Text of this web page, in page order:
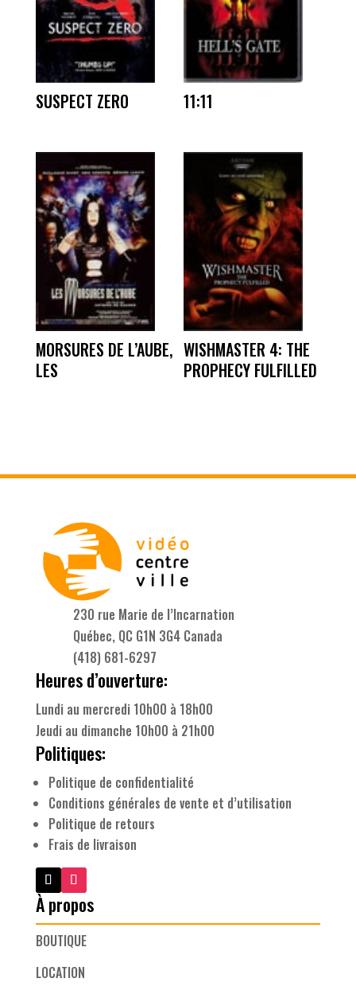
SUSPECT ZERO 11:11
MORSURES DE L’AUBE,
LES
WISHMASTER 4: THE
PROPHECY FULFILLED
230 rue Marie de l’Incarnation
Québec, QC G1N 3G4 Canada
(418) 681-6297
Heures d’ouverture:
Lundi au mercredi 10h00 à 18h00
Jeudi au dimanche 10h00 à 21h00
Politiques:
Politique de confidentialité
Conditions générales de vente et d’utilisation
Politique de retours
Frais de livraison
À propos
BOUTIQUE
LOCATION